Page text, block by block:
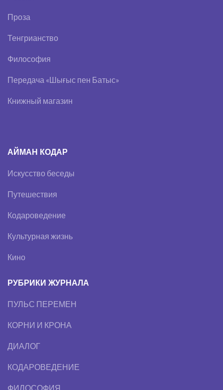
Проза
Тенгрианство
Философия
Передача «Шығыс пен Батыс»
Книжный магазин
АЙМАН КОДАР
Искусство беседы
Путешествия
Кодароведение
Культурная жизнь
Кино
РУБРИКИ ЖУРНАЛА
ПУЛЬС ПЕРЕМЕН
КОРНИ И КРОНА
ДИАЛОГ
КОДАРОВЕДЕНИЕ
ФИЛОСОФИЯ